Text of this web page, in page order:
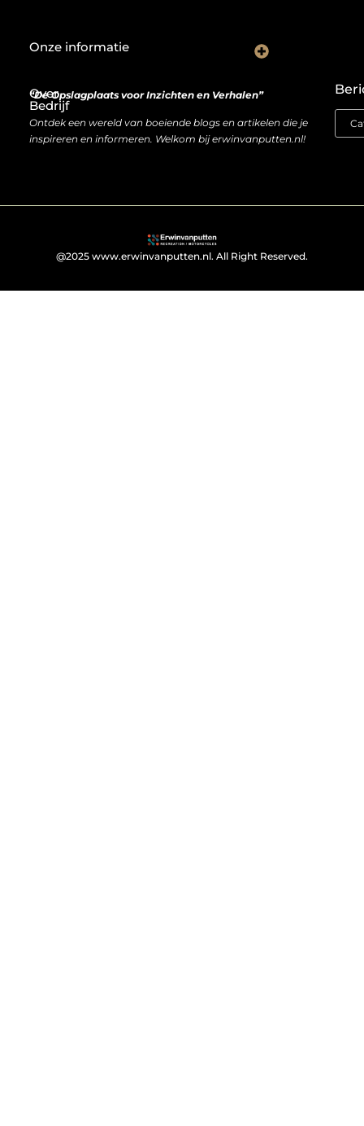
Over
Bedrijf
“De Opslagplaats voor Inzichten en Verhalen”
Ontdek een wereld van boeiende blogs en artikelen die je
inspireren en informeren. Welkom bij erwinvanputten.nl!
Onze informatie
@2025 www.erwinvanputten.nl. All Right Reserved.